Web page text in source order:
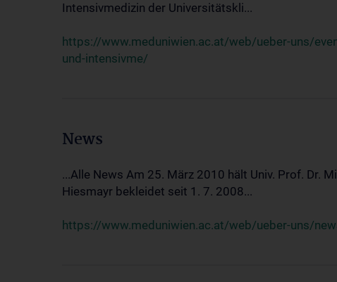
Intensivmedizin der Universitätskli...
https://www.meduniwien.ac.at/web/ueber-uns/
und-intensivme/
News
...Alle News Am 25. März 2010 hält Univ. Prof. Dr.
Hiesmayr bekleidet seit 1. 7. 2008...
https://www.meduniwien.ac.at/web/ueber-uns/